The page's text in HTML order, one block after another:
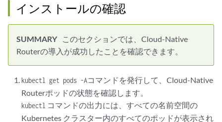
インストールの確認
このセクションでは、Cloud-Native
Routerの導入が成功したことを確認できます。
kubectl get pods -Aコマンドを発行して、Cloud-Native
Routerポッドの状態を確認します。
kubectl コマンドの出力には、すべての名前空間の
Kubernetes クラスター内のすべてのポッドが表示され